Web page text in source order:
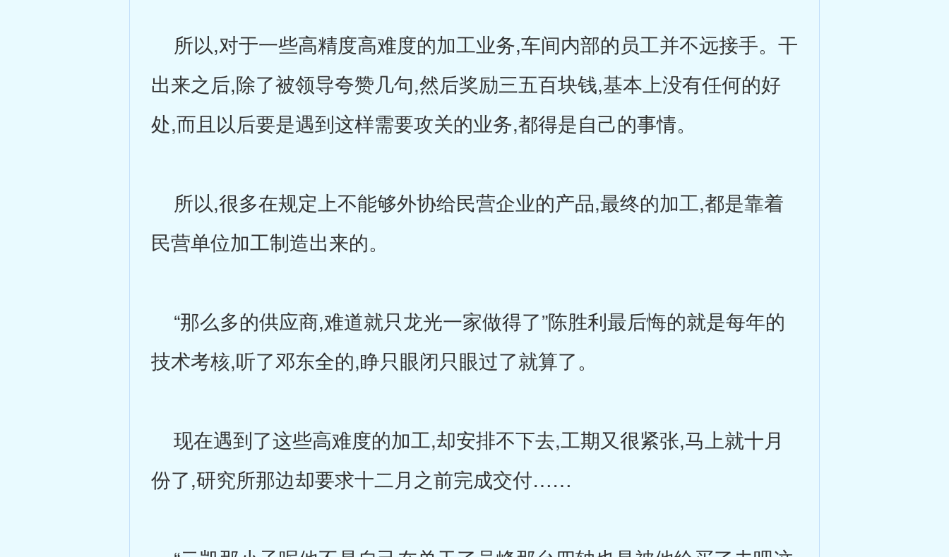
所以,对于一些高精度高难度的加工业务,车间内部的员工并不远接手。干
出来之后,除了被领导夸赞几句,然后奖励三五百块钱,基本上没有任何的好
处,而且以后要是遇到这样需要攻关的业务,都得是自己的事情。
所以,很多在规定上不能够外协给民营企业的产品,最终的加工,都是靠着
民营单位加工制造出来的。
“那么多的供应商,难道就只龙光一家做得了”陈胜利最后悔的就是每年的
技术考核,听了邓东全的,睁只眼闭只眼过了就算了。
现在遇到了这些高难度的加工,却安排不下去,工期又很紧张,马上就十月
份了,研究所那边却要求十二月之前完成交付……